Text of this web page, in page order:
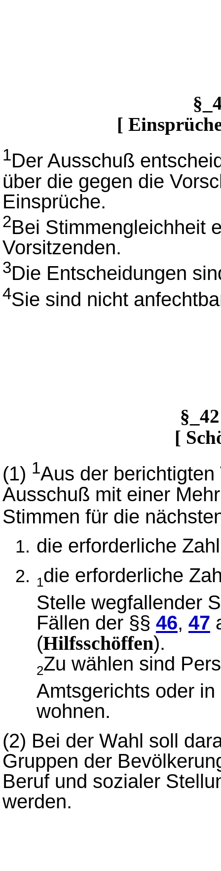
[
1Der Ausschuß
über die gegen die
Einsprüche.
2Bei Stimmengleichheit
Vorsitzenden.
3Die Entscheidungen
4Sie sind nicht
[
(1) 1Aus der
Ausschuß mit einer
Stimmen für die
die erforderliche
1die erforderliche
Stelle wegfallender
Fällen der §§ 46, 47
(Hilfsschöffen).
2Zu wählen sind
Amtsgerichts oder
wohnen.
(2) Bei der Wahl soll
Gruppen der
Beruf und sozialer
werden.